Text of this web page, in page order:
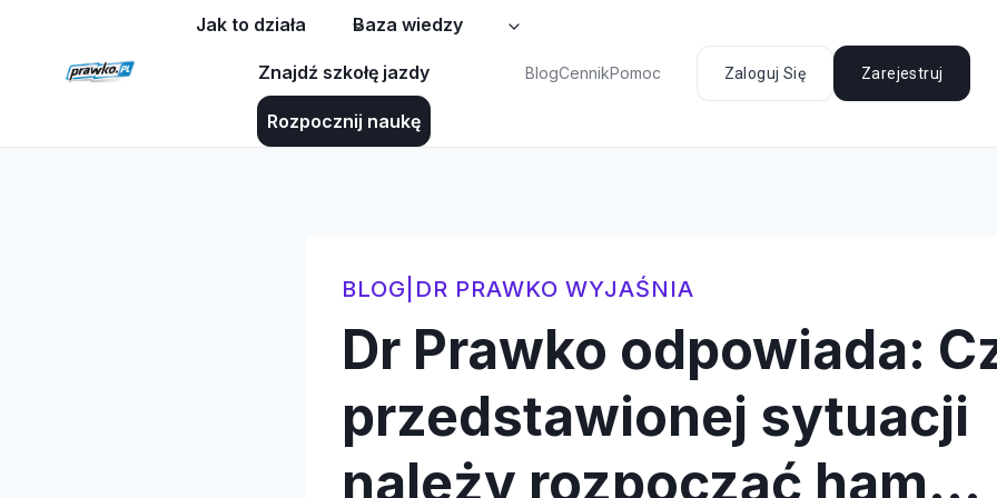
Jak to działa Baza wiedzy
Znajdź szkołę jazdy
Rozpocznij naukę
BlogCennikPomoc Zaloguj Się Zarejestruj
BLOG DR PRAWKO WYJAŚNIA
Dr Prawko odpowiada:
przedstawionej sytuacji
należy rozpocząć ham…